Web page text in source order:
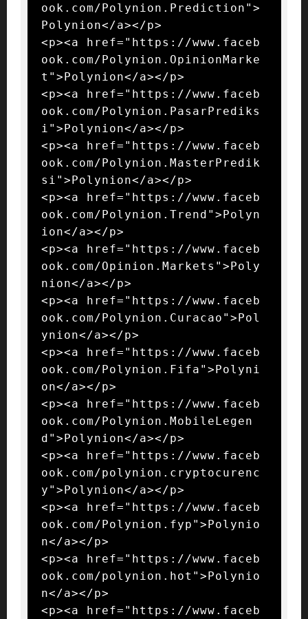
ook.com/Polynion.Prediction">
Polynion</a></p>
<p><a href="https://www.faceb
ook.com/Polynion.OpinionMarke
t">Polynion</a></p>
<p><a href="https://www.faceb
ook.com/Polynion.PasarPrediks
i">Polynion</a></p>
<p><a href="https://www.faceb
ook.com/Polynion.MasterPredik
si">Polynion</a></p>
<p><a href="https://www.faceb
ook.com/Polynion.Trend">Polyn
ion</a></p>
<p><a href="https://www.faceb
ook.com/Opinion.Markets">Poly
nion</a></p>
<p><a href="https://www.faceb
ook.com/Polynion.Curacao">Pol
ynion</a></p>
<p><a href="https://www.faceb
ook.com/Polynion.Fifa">Polyni
on</a></p>
<p><a href="https://www.faceb
ook.com/Polynion.MobileLegen
d">Polynion</a></p>
<p><a href="https://www.faceb
ook.com/polynion.cryptocurenc
y">Polynion</a></p>
<p><a href="https://www.faceb
ook.com/Polynion.fyp">Polynio
n</a></p>
<p><a href="https://www.faceb
ook.com/polynion.hot">Polynio
n</a></p>
<p><a href="https://www.faceb